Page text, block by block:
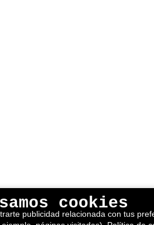
cookies
publicidad relacionada con tus